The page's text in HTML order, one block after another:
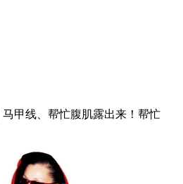
甲线、帮忙腹肌露出来！帮忙